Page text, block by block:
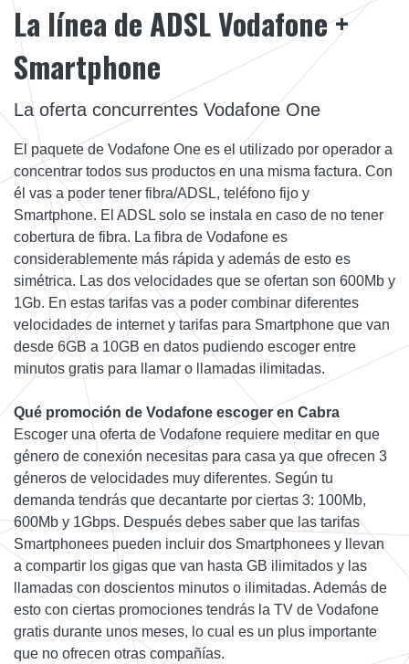
La línea de ADSL Vodafone +
Smartphone
La oferta concurrentes Vodafone One
El paquete de Vodafone One es el utilizado por operador a
concentrar todos sus productos en una misma factura. Con
él vas a poder tener fibra/ADSL, teléfono fijo y
Smartphone. El ADSL solo se instala en caso de no tener
cobertura de fibra. La fibra de Vodafone es
considerablemente más rápida y además de esto es
simétrica. Las dos velocidades que se ofertan son 600Mb y
1Gb. En estas tarifas vas a poder combinar diferentes
velocidades de internet y tarifas para Smartphone que van
desde 6GB a 10GB en datos pudiendo escoger entre
minutos gratis para llamar o llamadas ilimitadas.
Qué promoción de Vodafone escoger en Cabra
Escoger una oferta de Vodafone requiere meditar en que
género de conexión necesitas para casa ya que ofrecen 3
géneros de velocidades muy diferentes. Según tu
demanda tendrás que decantarte por ciertas 3: 100Mb,
600Mb y 1Gbps. Después debes saber que las tarifas
Smartphonees pueden incluir dos Smartphonees y llevan
a compartir los gigas que van hasta GB ilimitados y las
llamadas con doscientos minutos o ilimitadas. Además de
esto con ciertas promociones tendrás la TV de Vodafone
gratis durante unos meses, lo cual es un plus importante
que no ofrecen otras compañías.